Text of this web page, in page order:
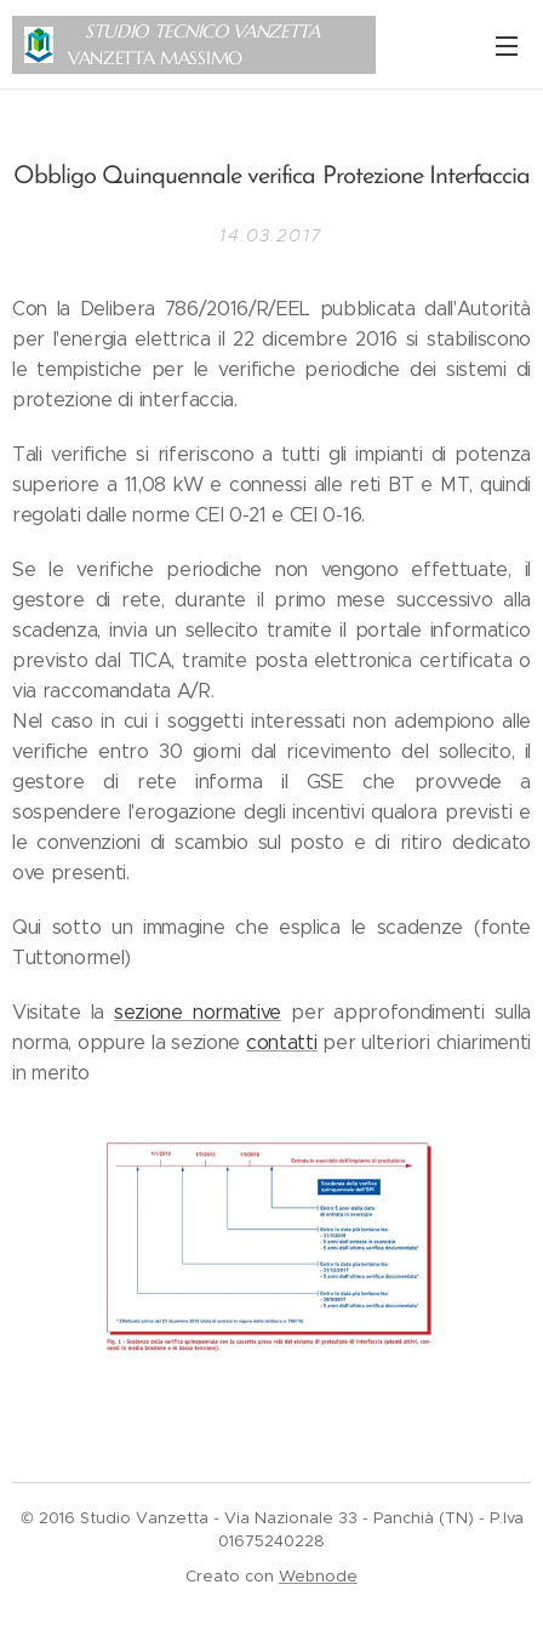
STUDIO TECNICO VANZETTA
VANZETTA MASSIMO
Obbligo Quinquennale verifica Protezione Interfaccia
14.03.2017
Con la Delibera 786/2016/R/EEL pubblicata dall'Autorità
per l'energia elettrica il 22 dicembre 2016 si stabiliscono
le tempistiche per le verifiche periodiche dei sistemi di
protezione di interfaccia.
Tali verifiche si riferiscono a tutti gli impianti di potenza
superiore a 11,08 kW e connessi alle reti BT e MT, quindi
regolati dalle norme CEI 0-21 e CEI 0-16.
Se le verifiche periodiche non vengono effettuate, il
gestore di rete, durante il primo mese successivo alla
scadenza, invia un sellecito tramite il portale informatico
previsto dal TICA, tramite posta elettronica certificata o
via raccomandata A/R.
Nel caso in cui i soggetti interessati non adempiono alle
verifiche entro 30 giorni dal ricevimento del sollecito, il
gestore di rete informa il GSE che provvede a
sospendere l'erogazione degli incentivi qualora previsti e
le convenzioni di scambio sul posto e di ritiro dedicato
ove presenti.
Qui sotto un immagine che esplica le scadenze (fonte
Tuttonormel)
Visitate lasezione normative per approfondimenti sulla
norma, oppure la sezionecontatti per ulteriori chiarimenti
in merito
© 2016 Studio Vanzetta - Via Nazionale 33 - Panchià (TN) - P.Iva
01675240228
Creato con Webnode